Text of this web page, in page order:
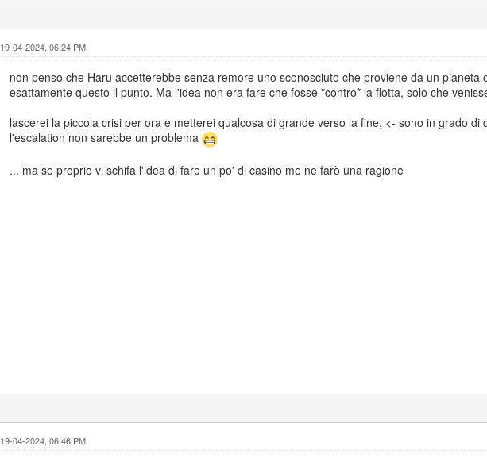
19-04-2024, 06:24 PM
non penso che Haru accetterebbe senza remore uno sconosciuto che proviene da un pianeta
esattamente questo il punto. Ma l'idea non era fare che fosse *contro* la flotta, solo che
lascerei la piccola crisi per ora e metterei qualcosa di grande verso la fine, <- sono in grado
l'escalation non sarebbe un problema
... ma se proprio vi schifa l'idea di fare un po' di casino me ne farò una ragione
19-04-2024, 06:46 PM